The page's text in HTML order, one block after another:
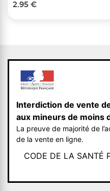
2.95 €
Interdiction de vente
aux mineurs de moins
La preuve de majorité de
de la vente en ligne.
CODE DE LA SANTÉ